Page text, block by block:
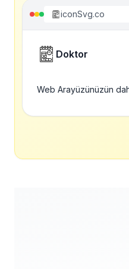
iconSvg.co
Doktor
Web Arayüzünüzün